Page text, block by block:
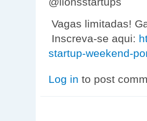
Vagas limitadas!
Inscreva-se aqui:
startup-weekend-
Log in to post